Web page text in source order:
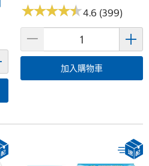
★★★★★
★★★★★4.6 (399)
加入購物車